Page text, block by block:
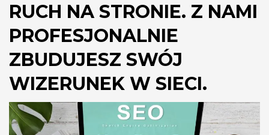
RUCH NA STRONIE. Z NAMI
PROFESJONALNIE
ZBUDUJESZ SWÓJ
WIZERUNEK W SIECI.